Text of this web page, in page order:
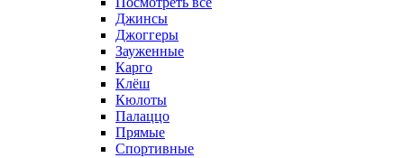
Джинсы
Джоггеры
Зауженные
Карго
Клёш
Кюлоты
Палаццо
Прямые
Спортивные